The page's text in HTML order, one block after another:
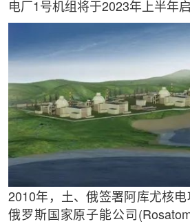
电厂1号机组将于2023年上半年启
2010年，土、俄签署阿库尤核
俄罗斯国家原子能公司